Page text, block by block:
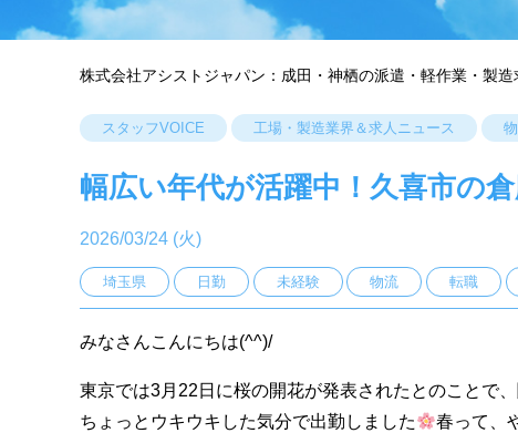
株式会社アシストジャパン：成田・神栖の派遣・軽作業・製造
スタッフVOICE 工場・製造業界＆求人ニュース
幅広い年代が活躍中！久喜市の
2026/03/24 (火)
埼玉県 日勤 未経験 物流 転職
みなさんこんにちは(^^)/
東京では3月22日に桜の開花が発表されたとのことで
ちょっとウキウキした気分で出勤しました
春って、